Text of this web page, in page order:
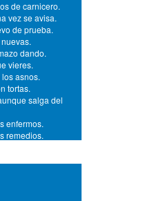
vez se avisa.
de prueba.
dando.
vieres.
asnos.
tortas.
salga del
remedios.
gigantes.
la hermosea.